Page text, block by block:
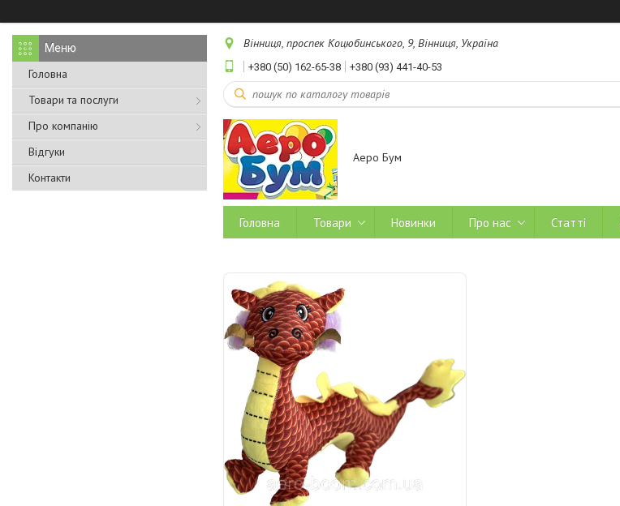
Головна
Товари та послуги
Про компанію
Відгуки
Контакти
Вінниця, проспек Коцюбинського, 9, Вінниця, Україна
+380 (50) 162-65-38 +380 (93) 441-40-53
Аеро Бум
Головна Товари Новинки Про нас Статті